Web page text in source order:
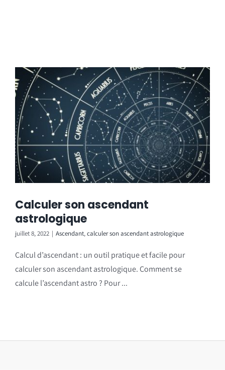
Calculer son ascendant
astrologique
juillet 8, 2022 | Ascendant,calculer son ascendant astrologique
Calcul d’ascendant : un outil pratique et facile pour
calculer son ascendant astrologique. Comment se
calcule l’ascendant astro ? Pour ...